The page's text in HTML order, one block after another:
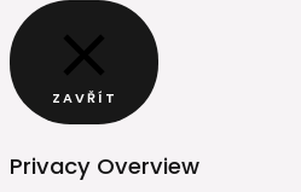
ZAVŘÍT
Privacy Overview